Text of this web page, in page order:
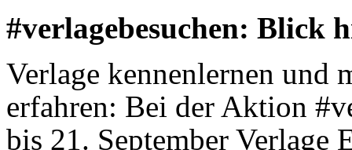
#verlagebesuchen: Blick
Verlage kennenlernen und
erfahren: Bei der Aktion
bis 21. September